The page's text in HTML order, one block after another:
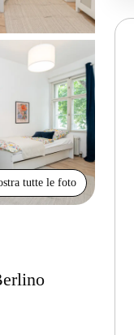
tutte le foto